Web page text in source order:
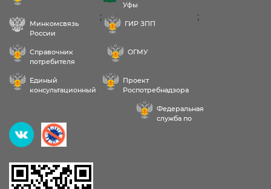
Здравствуйте! Пожалуйста,
выберите услугу:
Уфы
Минкомсвязь
России
;
ГИР ЗПП
;
Справочник
потребителя
ОГМУ
Единый
консультационный
Проект
Роспотребнадзора
РФ «Здоровое
питание» Федеральная
служба по